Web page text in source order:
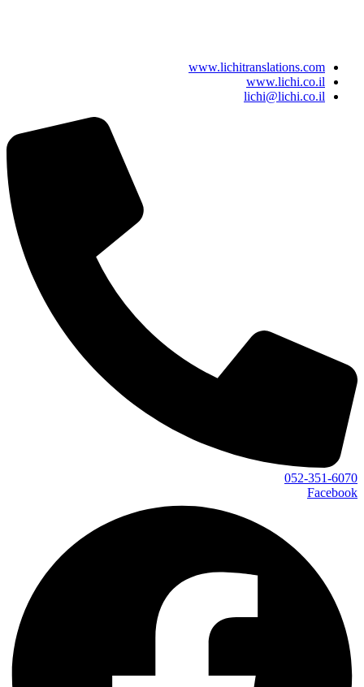
www.lichitranslations.com
www.lichi.co.il
lichi@lichi.co.il
052-351-6070
Facebook